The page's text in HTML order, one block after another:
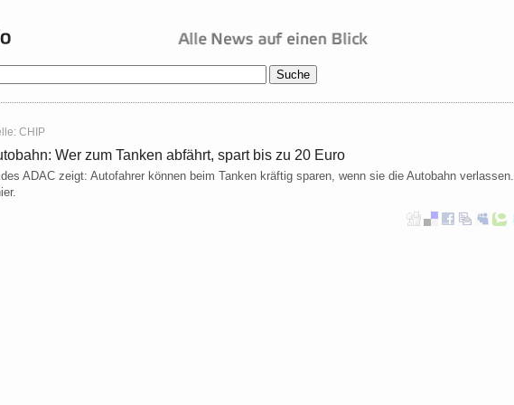
CHIP
Wer zum Tanken abfährt, spart bis zu 20 Euro
ADAC zeigt: Autofahrer können beim Tanken kräftig sparen, wenn sie die Autobahn verlassen.